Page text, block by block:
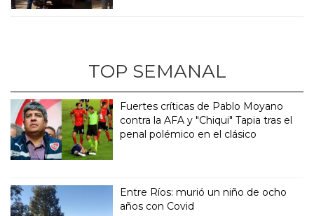
TOP SEMANAL
Fuertes críticas de Pablo Moyano
contra la AFA y "Chiqui" Tapia tras el
penal polémico en el clásico
Entre Ríos: murió un niño de ocho
años con Covid